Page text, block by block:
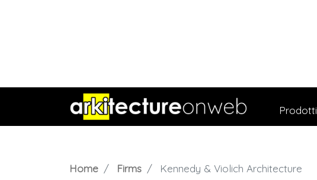
Prodotti
Home Firms Kennedy & Violich Architecture